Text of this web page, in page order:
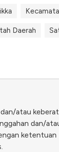
Daerah
atau
dan/
ketentuan